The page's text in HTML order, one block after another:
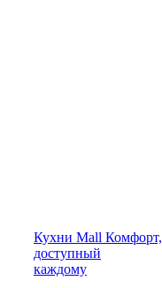
Кухни Mall Комфорт,
доступный
каждому